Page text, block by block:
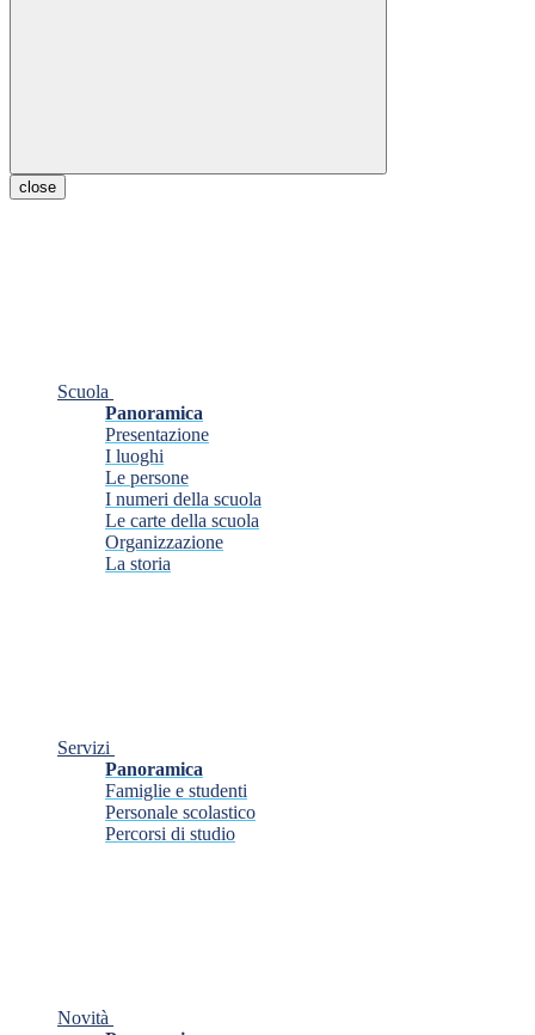
close
Scuola
Panoramica
Presentazione
I luoghi
Le persone
I numeri della scuola
Le carte della scuola
Organizzazione
La storia
Servizi
Panoramica
Famiglie e studenti
Personale scolastico
Percorsi di studio
Novità